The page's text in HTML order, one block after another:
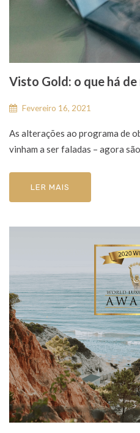
Visto Gold: o que há de
Fevereiro 16, 2021
As alterações ao programa de
vinham a ser faladas – agora são
LER MAIS